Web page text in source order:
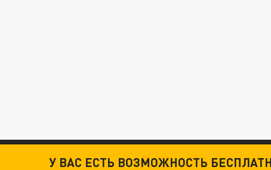
У ВАС ЕСТЬ ВОЗМОЖНОСТЬ